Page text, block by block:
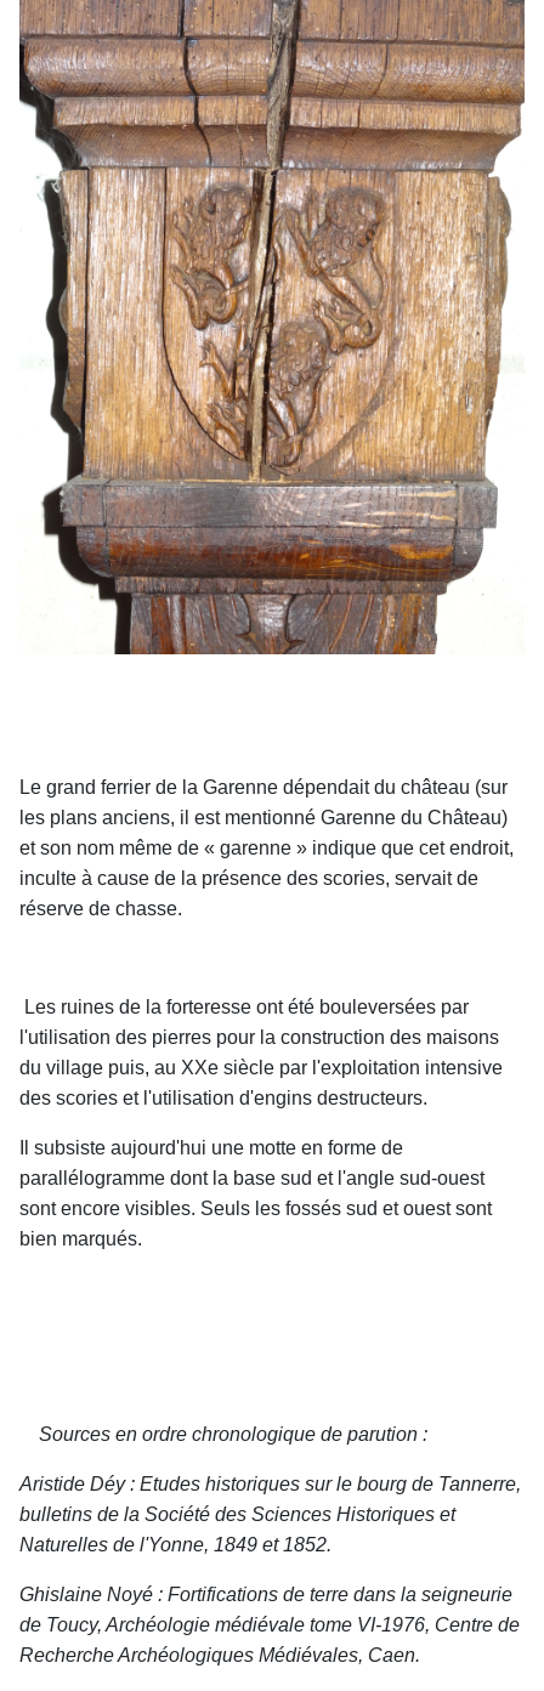
Le grand ferrier de la Garenne dépendait du château (sur
les plans anciens, il est mentionné Garenne du Château)
et son nom même de « garenne » indique que cet endroit,
inculte à cause de la présence des scories, servait de
réserve de chasse.
Les ruines de la forteresse ont été bouleversées par
l'utilisation des pierres pour la construction des maisons
du village puis, au XXe siècle par l'exploitation intensive
des scories et l'utilisation d'engins destructeurs.
Il subsiste aujourd'hui une motte en forme de
parallélogramme dont la base sud et l'angle sud-ouest
sont encore visibles. Seuls les fossés sud et ouest sont
bien marqués.
Sources en ordre chronologique de parution :
Aristide Déy : Etudes historiques sur le bourg de Tannerre,
bulletins de la Société des Sciences Historiques et
Naturelles de l'Yonne, 1849 et 1852.
Ghislaine Noyé : Fortifications de terre dans la seigneurie
de Toucy, Archéologie médiévale tome VI-1976, Centre de
Recherche Archéologiques Médiévales, Caen.